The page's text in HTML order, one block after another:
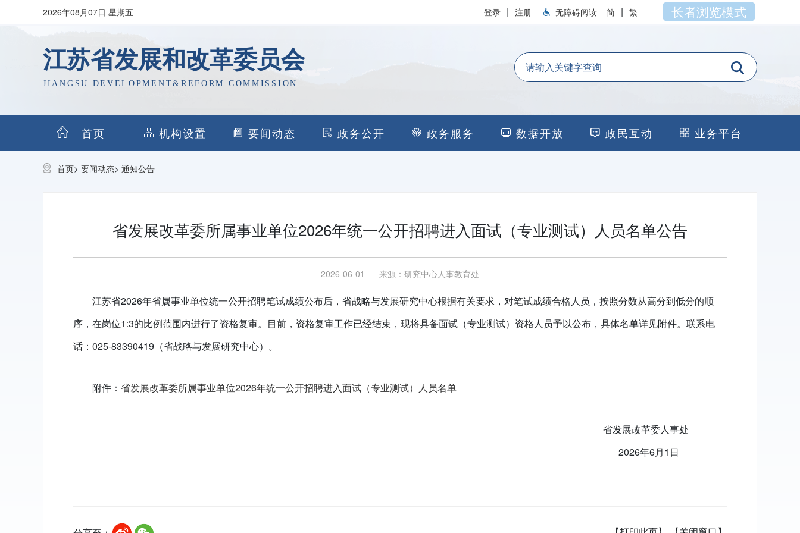
2026年08月07日 星期五 登录 | 注册 无障碍阅读 简 | 繁 长者浏览模式
江苏省发展和改革委员会
JIANGSU DEVELOPMENT&REFORM COMMISSION
首页 机构设置 要闻动态 政务公开 政务服务 数据开放 政民互动 业务平台
首页> 要闻动态> 通知公告
省发展改革委所属事业单位2026年统一公开招聘进入面试（专业测试）人员名单公告
2026-06-01 来源： 研究中心人事教育处
江苏省2026年省属事业单位统一公开招聘笔试成绩公布后，省战略与发展研究中心根据有关要求，对笔试成绩合格人员，按照分数从高分到低分的顺
序，在岗位1:3的比例范围内进行了资格复审。目前，资格复审工作已经结束，现将具备面试（专业测试）资格人员予以公布，具体名单详见附件。联系电
话：025-83390419（省战略与发展研究中心）。
附件： 省发展改革委所属事业单位2026年统一公开招聘进入面试（专业测试）人员名单
省发展改革委人事处
2026年6月1日